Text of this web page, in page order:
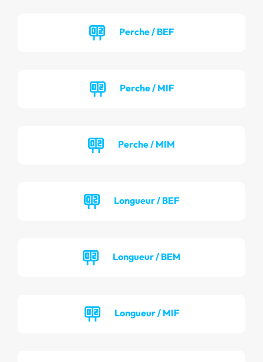
Perche / BEF
Perche / MIF
Perche / MIM
Longueur / BEF
Longueur / BEM
Longueur / MIF